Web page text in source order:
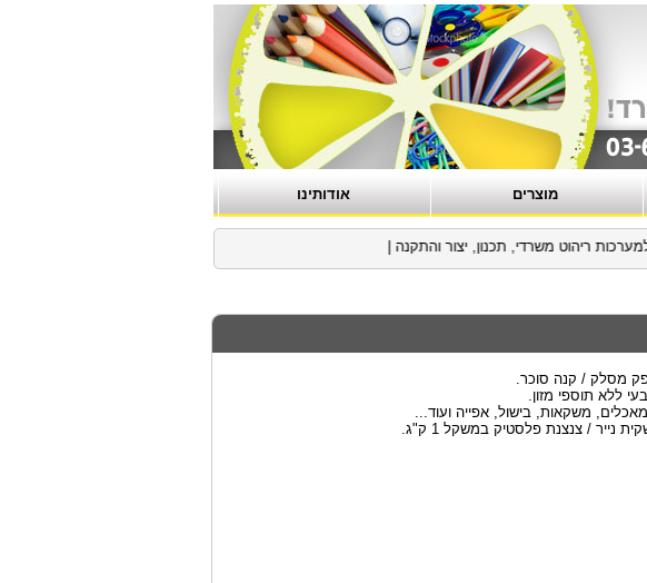
מוצרים אודותינו
ריהוט משרדי, תכנון, יצור והתקנה|
מסלק / קנה סוכר.
ללא תוספי מזון.
משקאות, בישול, אפייה ועוד...
נייר / צנצנת פלסטיק במשקל 1 ק"ג.